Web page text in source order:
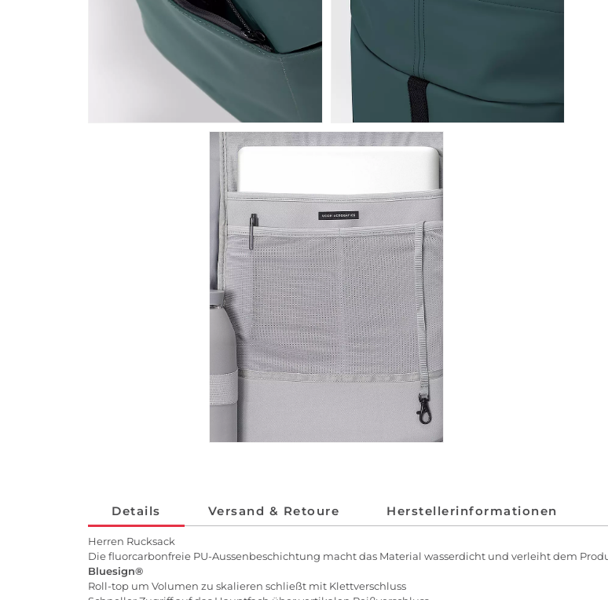
Details Versand & Retoure Herstellerinformationen
Herren Rucksack
Die fluorcarbonfreie PU-Aussenbeschichtung macht das Material wasserdicht und verleiht dem
Bluesign®
Roll-top um Volumen zu skalieren schließt mit Klettverschluss